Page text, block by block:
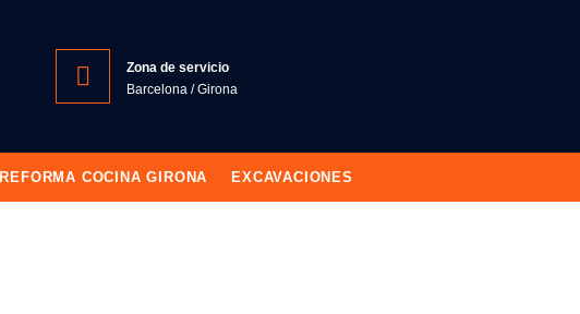
Zona de servicio
Barcelona / Girona
REFORMA COCINA GIRONA EXCAVACIONES